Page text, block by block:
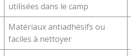
utilisées dans le camp
Matériaux antiadhésifs ou
faciles à nettoyer